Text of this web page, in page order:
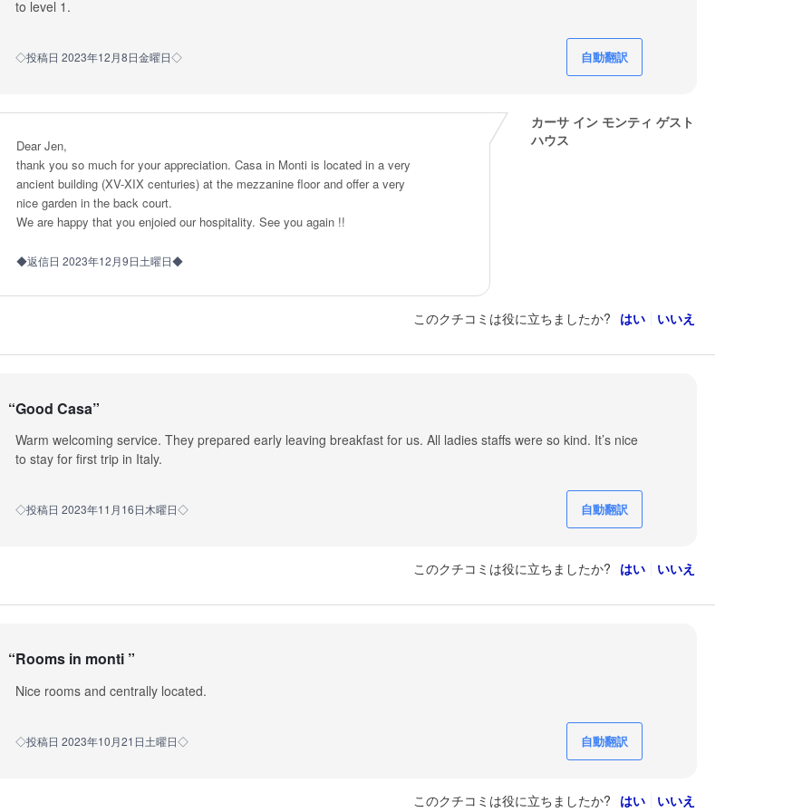
to level 1.
◇投稿日 2023年12月8日金曜日◇ 自動翻訳
Dear Jen,
thank you so much for your appreciation. Casa in Monti is located in a very
ancient building (XV-XIX centuries) at the mezzanine floor and offer a very
nice garden in the back court.
We are happy that you enjoied our hospitality. See you again !!
◆返信日 2023年12月9日土曜日◆
カーサ イン モンティ ゲスト
ハウス
このクチコミは役に立ちましたか? はい いいえ
“Good Casa”
Warm welcoming service. They prepared early leaving breakfast for us. All ladies staffs were so kind. It’s nice
to stay for first trip in Italy.
◇投稿日 2023年11月16日木曜日◇ 自動翻訳
このクチコミは役に立ちましたか? はい いいえ
“Rooms in monti ”
Nice rooms and centrally located.
◇投稿日 2023年10月21日土曜日◇ 自動翻訳
このクチコミは役に立ちましたか? はい いいえ